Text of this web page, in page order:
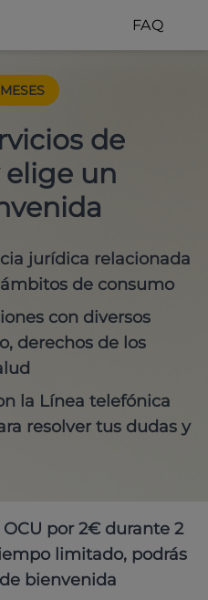
FAQ
de
elige un
jurídica relacionada
de consumo
con diversos
derechos de los
la Línea telefónica
resolver tus dudas y
por 2€ durante 2
limitado, podrás
bienvenida